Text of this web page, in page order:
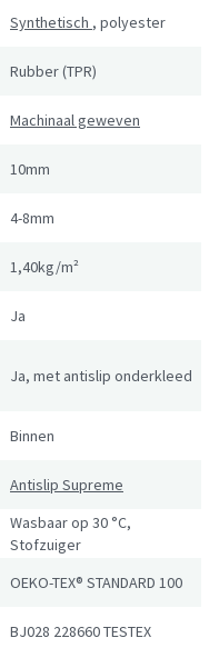
Synthetisch , polyester
Rubber (TPR)
Machinaal geweven
10mm
4-8mm
1,40kg/m²
Ja
Ja, met antislip onderkleed
Binnen
Antislip Supreme
Wasbaar op 30 °C,
Stofzuiger
OEKO-TEX® STANDARD 100
BJ028 228660 TESTEX